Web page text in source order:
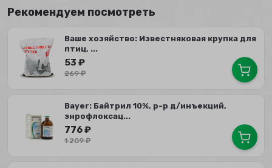
Рекомендуем посмотреть
Ваше хозяйство: Известняковая крупка для
птиц, ...
53 ₽
269₽
Bayer: Байтрил 10%, р-р д/инъекций,
энрофлоксац...
776₽
1 209₽